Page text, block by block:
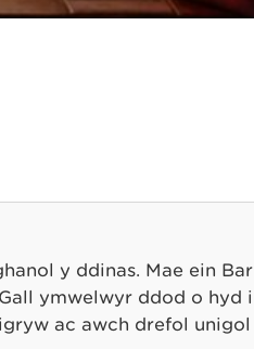
y ddinas. Mae ein Bar
ymwelwyr ddod o hyd i
ac awch drefol unigol